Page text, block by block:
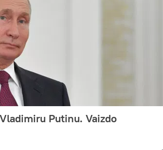
Putinu. Vaizdo